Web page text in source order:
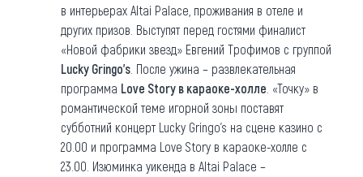
в интерьерах Altai Palace, проживания в отеле и
других призов. Выступят перед гостями финалист
«Новой фабрики звезд» Евгений Трофимов с группой
Lucky Gringo's . После ужина – развлекательная
программа Love Story в караоке-холле . «Точку» в
романтической теме игорной зоны поставят
субботний концерт Lucky Gringo's на сцене казино с
20.00 и программа Love Story в караоке-холле с
23.00. Изюминка уикенда в Altai Palace –